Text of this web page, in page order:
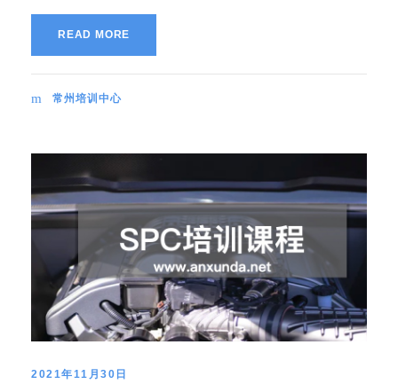
READ MORE
常州培训中心
2021年11月30日